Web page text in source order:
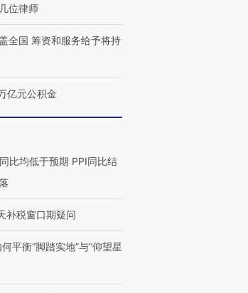
位律师
全国 筹资和服务给予将持
亿元公积金
比均低于预期 PPI同比结
补税窗口期疑问
平衡“脚踏实地”与“仰望星